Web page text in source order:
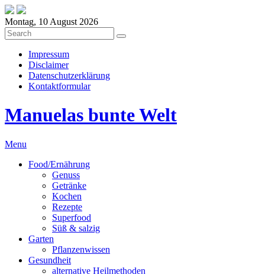
Montag, 10 August 2026
Impressum
Disclaimer
Datenschutzerklärung
Kontaktformular
Manuelas bunte Welt
Menu
Food/Ernährung
Genuss
Getränke
Kochen
Rezepte
Superfood
Süß & salzig
Garten
Pflanzenwissen
Gesundheit
alternative Heilmethoden